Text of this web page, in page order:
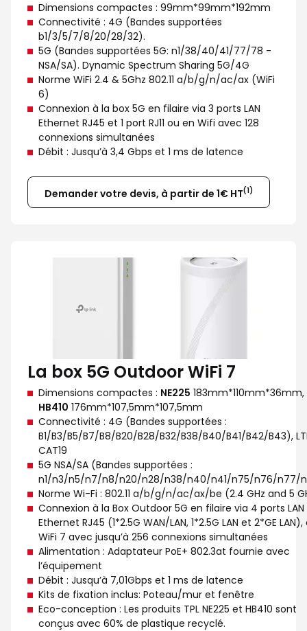
Dimensions compactes : 99mm*99mm*192mm
Connectivité : 4G (Bandes supportées
b1/3/5/7/8/20/28/32).
5G (Bandes supportées 5G: n1/38/40/41/77/78 -
NSA/SA). Dynamic Spectrum Sharing 5G/4G
Norme WiFi 2.4 & 5Ghz 802.11 a/b/g/n/ac/ax (WiFi
6)
Connexion à la box 5G en filaire via 3 ports LAN
Ethernet RJ45 et 1 port RJ11 ou en Wifi avec 128
connexions simultanées
Débit : Jusqu’à 3,4 Gbps et 1 ms de latence
Demander votre devis, à partir de 1€ HT(1)
La box 5G Outdoor WiFi 7
Dimensions compactes : NE225 183mm*110mm*36mm,
HB410 176mm*107,5mm*107,5mm
Connectivité : 4G (Bandes supportées :
B1/B3/B5/B7/B8/B20/B28/B32/B38/B40/B41/B42/B43),
CAT19
5G NSA/SA (Bandes supportées :
n1/n3/n5/n7/n8/n20/n28/n38/n40/n41/n75/n76/n77/
Norme Wi-Fi : 802.11 a/b/g/n/ac/ax/be (2.4 GHz and 5
Connexion à la Box Outdoor 5G en filaire via 4 ports LAN
Ethernet RJ45 (1*2.5G WAN/LAN, 1*2.5G LAN et 2*GE LAN),
WiFi 7 avec jusqu’à 256 connexions simultanées
Alimentation : Adaptateur PoE+ 802.3at fournie avec
l’équipement
Débit : Jusqu’à 7,01Gbps et 1 ms de latence
Kits de fixation inclus: Poteau/mur et fenêtre
Eco-conception : Les produits TPL NE225 et HB410 sont
conçus avec 60% de plastique recyclé.